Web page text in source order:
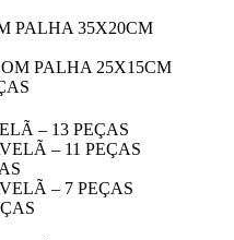
PALHA 35X20CM
PALHA 25X15CM
– 13 PEÇAS
– 11 PEÇAS
– 7 PEÇAS